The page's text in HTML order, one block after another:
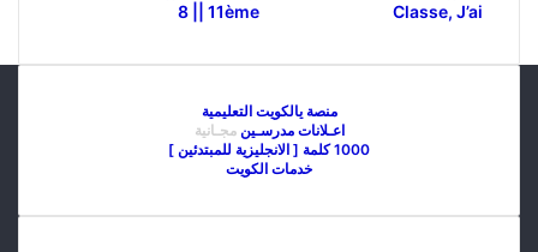
8 || 11ème
Classe, J’ai
منصة يالكويت التعليمية
اعـلانات مدرسـينمجـانية
1000 كلمة [ الانجليزية للمبتدئين ]
خدمات الكويت